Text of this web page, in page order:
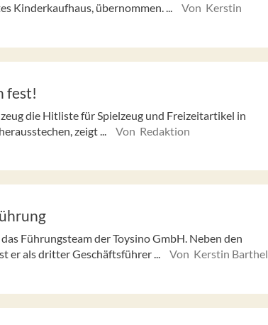
Kinderkaufhaus, übernommen. ...
Von Kerstin
fest!
die Hitliste für Spielzeug und Freizeitartikel in
zeigt ...
Von Redaktion
Führungsteam der Toysino GmbH. Neben den
er als dritter Geschäftsführer ...
Von Kerstin Barthel